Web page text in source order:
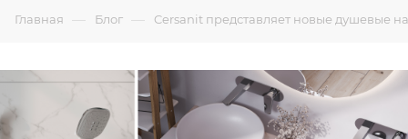
Главная — Блог — Cersanit представляет новые душевые